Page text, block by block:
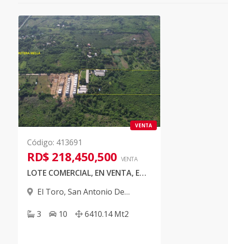
VENTA
Código: 413691
RD$ 218,450,500 VENTA
LOTE COMERCIAL, EN VENTA, EN GUERRA
El Toro, San Antonio De
3
10 6410.14 Mt2